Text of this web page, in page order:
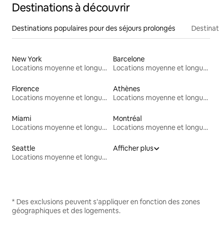
Destinations à découvrir
Destinations populaires pour des séjours prolongés
New York
Locations moyenne et longue durée
Barcelone
Locations moyenne et longue durée
Florence
Locations moyenne et longue durée
Athènes
Locations moyenne et longue durée
Miami
Locations moyenne et longue durée
Montréal
Locations moyenne et longue durée
Seattle
Locations moyenne et longue durée
Afficher plus
* Des exclusions peuvent s'appliquer en fonction des zones
géographiques et des logements.